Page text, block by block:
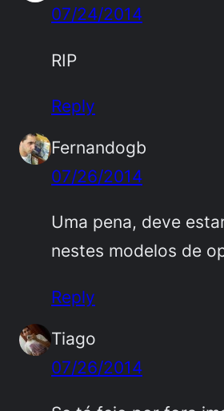
07/24/2014
RIP
Reply
Fernandogb
07/26/2014
Uma pena, deve
nestes modelos de
Reply
Tiago
07/26/2014